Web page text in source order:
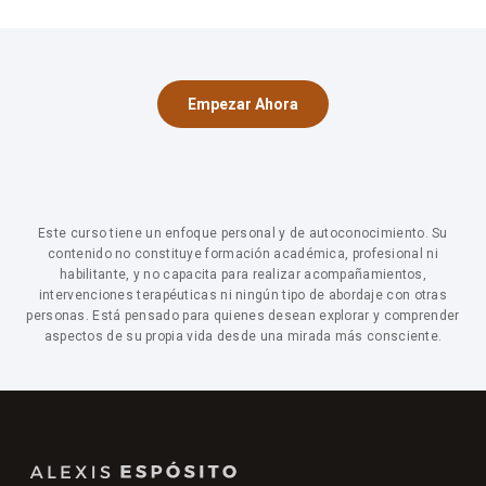
Empezar Ahora
Este curso tiene un enfoque personal y de autoconocimiento. Su
contenido no constituye formación académica, profesional ni
habilitante, y no capacita para realizar acompañamientos,
intervenciones terapéuticas ni ningún tipo de abordaje con otras
personas. Está pensado para quienes desean explorar y comprender
aspectos de su propia vida desde una mirada más consciente.